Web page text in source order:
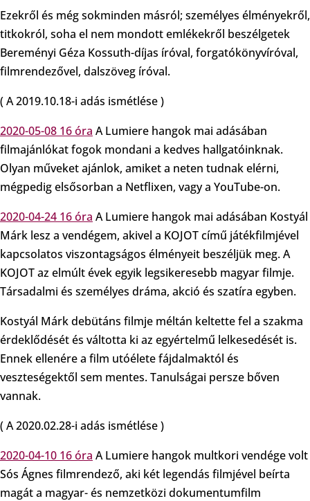
Ezekről és még sokminden másról; személyes élményekről,
titkokról, soha el nem mondott emlékekről beszélgetek
Bereményi Géza Kossuth-díjas íróval, forgatókönyvíróval,
filmrendezővel, dalszöveg íróval.
( A 2019.10.18-i adás ismétlése )
2020-05-08 16 óra A Lumiere hangok mai adásában
filmajánlókat fogok mondani a kedves hallgatóinknak.
Olyan műveket ajánlok, amiket a neten tudnak elérni,
mégpedig elsősorban a Netflixen, vagy a YouTube-on.
2020-04-24 16 óra A Lumiere hangok mai adásában Kostyál
Márk lesz a vendégem, akivel a KOJOT című játékfilmjével
kapcsolatos viszontagságos élményeit beszéljük meg. A
KOJOT az elmúlt évek egyik legsikeresebb magyar filmje.
Társadalmi és személyes dráma, akció és szatíra egyben.
Kostyál Márk debütáns filmje méltán keltette fel a szakma
érdeklődését és váltotta ki az egyértelmű lelkesedését is.
Ennek ellenére a film utóélete fájdalmaktól és
veszteségektől sem mentes. Tanulságai persze bőven
vannak.
( A 2020.02.28-i adás ismétlése )
2020-04-10 16 óra A Lumiere hangok multkori vendége volt
Sós Ágnes filmrendező, aki két legendás filmjével beírta
magát a magyar- és nemzetközi dokumentumfilm